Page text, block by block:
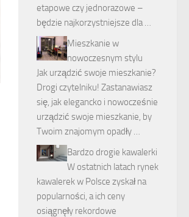
etapowe czy jednorazowe –
będzie najkorzystniejsze dla …
Mieszkanie w
nowoczesnym stylu
Jak urządzić swoje mieszkanie?
Drogi czytelniku! Zastanawiasz
się, jak elegancko i nowocześnie
urządzić swoje mieszkanie, by
Twoim znajomym opadły …
Bardzo drogie kawalerki
W ostatnich latach rynek
kawalerek w Polsce zyskał na
popularności, a ich ceny
osiągnęły rekordowe